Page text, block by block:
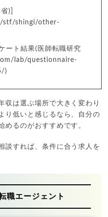
)]
stf/shingi/other-
ート結果(医師転職研究
lab/questionnaire-
)
収は選ぶ場所で大きく変わり
り低いと感じるなら、自分の
めるのがおすすめです。
談すれば、条件に合う求人を
職エージェント